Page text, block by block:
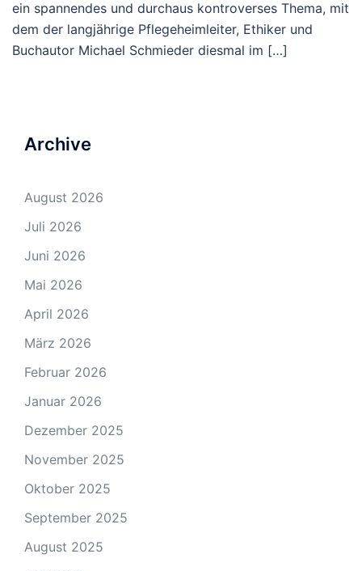
ein spannendes und durchaus kontroverses Thema, mit
dem der langjährige Pflegeheimleiter, Ethiker und
Buchautor Michael Schmieder diesmal im […]
Archive
August 2026
Juli 2026
Juni 2026
Mai 2026
April 2026
März 2026
Februar 2026
Januar 2026
Dezember 2025
November 2025
Oktober 2025
September 2025
August 2025